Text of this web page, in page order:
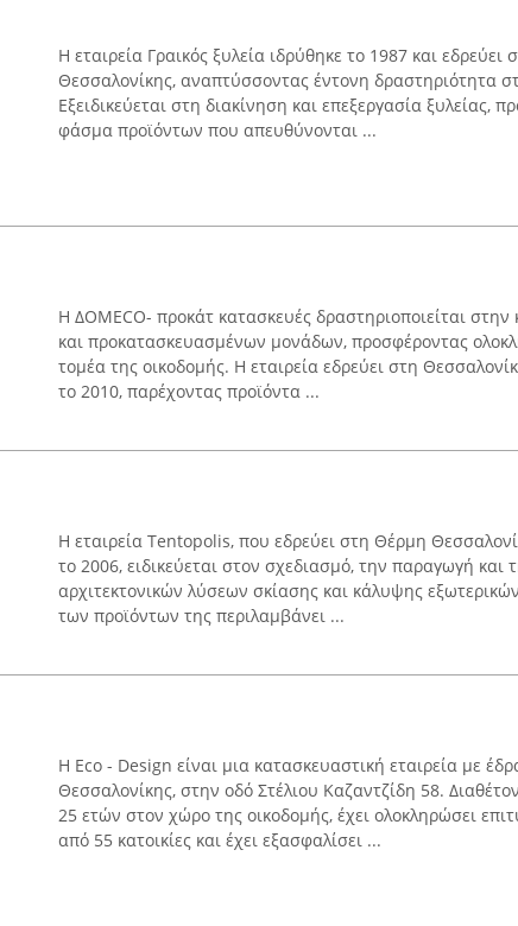
Η εταιρεία Γραικός ξυλεία ιδρύθηκε το 1987 και εδρεύει
Θεσσαλονίκης, αναπτύσσοντας έντονη δραστηριότητα
Εξειδικεύεται στη διακίνηση και επεξεργασία ξυλείας,
φάσμα προϊόντων που απευθύνονται ...
Η ΔΟΜΕCO- προκάτ κατασκευές δραστηριοποιείται
και προκατασκευασμένων μονάδων, προσφέροντας
τομέα της οικοδομής. Η εταιρεία εδρεύει στη
το 2010, παρέχοντας προϊόντα ...
Η εταιρεία Tentopolis, που εδρεύει στη Θέρμη
το 2006, ειδικεύεται στον σχεδιασμό, την παραγωγή και
αρχιτεκτονικών λύσεων σκίασης και κάλυψης
των προϊόντων της περιλαμβάνει ...
Η Eco - Design είναι μια κατασκευαστική εταιρεία με
Θεσσαλονίκης, στην οδό Στέλιου Καζαντζίδη 58.
25 ετών στον χώρο της οικοδομής, έχει ολοκληρώσει
από 55 κατοικίες και έχει εξασφαλίσει ...